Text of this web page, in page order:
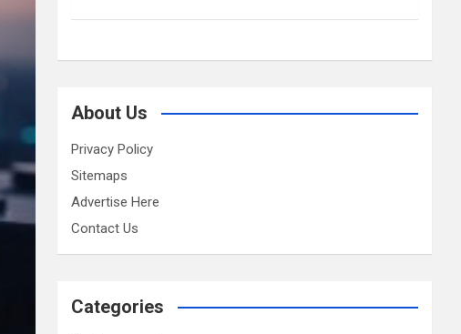
About Us
Privacy Policy
Sitemaps
Advertise Here
Contact Us
Categories